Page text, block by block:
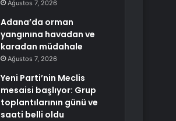
Ağustos 7, 2026
Adana’da orman
yangınına havadan ve
karadan müdahale
Ağustos 7, 2026
Yeni Parti’nin Meclis
mesaisi başlıyor: Grup
toplantılarının günü ve
saati belli oldu